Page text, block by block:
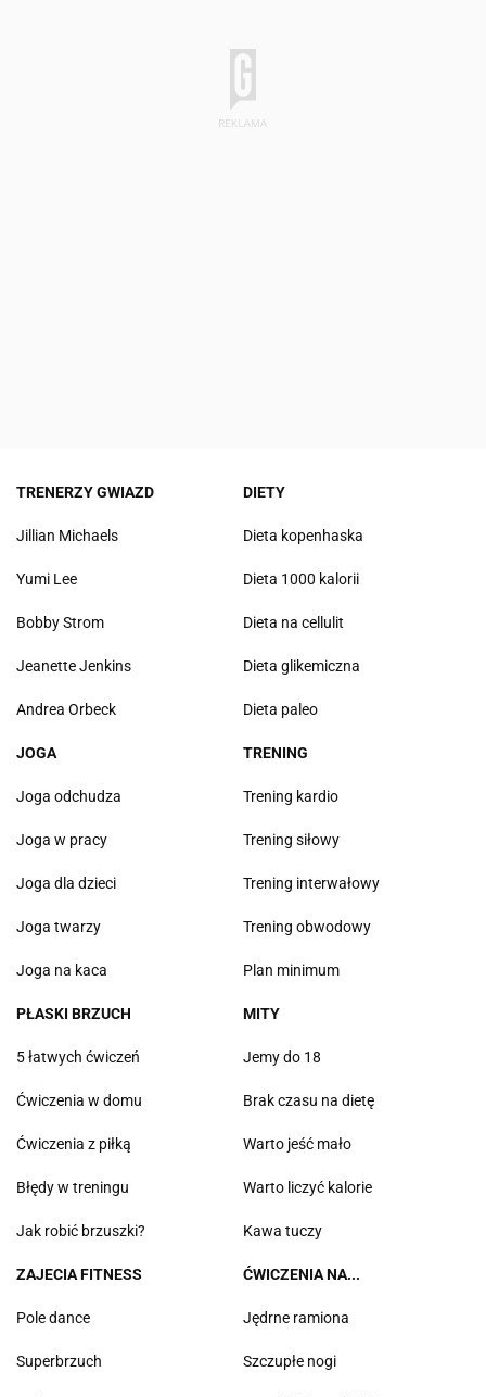
TRENERZY GWIAZD
Jillian Michaels
Yumi Lee
Bobby Strom
Jeanette Jenkins
Andrea Orbeck
DIETY
Dieta kopenhaska
Dieta 1000 kalorii
Dieta na cellulit
Dieta glikemiczna
Dieta paleo
JOGA
Joga odchudza
Joga w pracy
Joga dla dzieci
Joga twarzy
Joga na kaca
TRENING
Trening kardio
Trening siłowy
Trening interwałowy
Trening obwodowy
Plan minimum
PŁASKI BRZUCH
5 łatwych ćwiczeń
Ćwiczenia w domu
Ćwiczenia z piłką
Błędy w treningu
Jak robić brzuszki?
MITY
Jemy do 18
Brak czasu na dietę
Warto jeść mało
Warto liczyć kalorie
Kawa tuczy
ZAJECIA FITNESS
Pole dance
Superbrzuch
ĆWICZENIA NA...
Jędrne ramiona
Szczupłe nogi